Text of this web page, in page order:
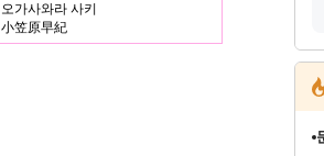
오가사와라 사키
小笠原早紀